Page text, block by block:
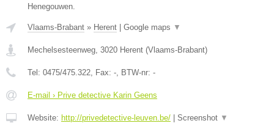
Henegouwen.
Vlaams-Brabant » Herent | Google maps ▼
Mechelsesteenweg 3020 Herent (Vlaams-Brabant)
Tel: 0475/475.322 , Fax: - , BTW-nr: -
E-mail › Prive detective Karin Geens
Website: http://privedetective-leuven.be/ | Screenshot ▼